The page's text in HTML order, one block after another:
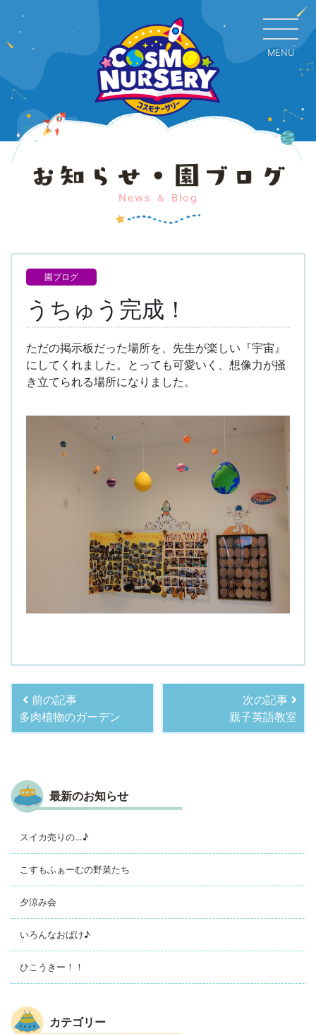
MENU
News ＆ Blog
園ブログ
うちゅう完成！
ただの掲示板だった場所を、先生が楽しい『宇宙』
にしてくれました。とっても可愛いく、想像力が掻
き立てられる場所になりました。
前の記事
多肉植物のガーデン
次の記事
親子英語教室
最新のお知らせ
スイカ売りの…♪
こすもふぁーむの野菜たち
夕涼み会
いろんなおばけ♪
ひこうきー！！
カテゴリー